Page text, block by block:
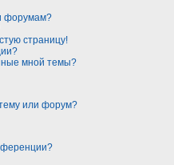
форумам?
страницу!
мной темы?
или форум?